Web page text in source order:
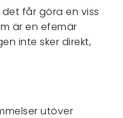
får göra en viss
är en efemär
inte sker direkt,
utöver